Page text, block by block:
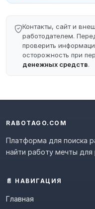
Контакты, сайт и
работодателем.
проверить
осторожность при
денежных средств.
RABOTAGO.COM
Платформа для поиска
найти работу мечты для
📄 НАВИГАЦИЯ
Главная